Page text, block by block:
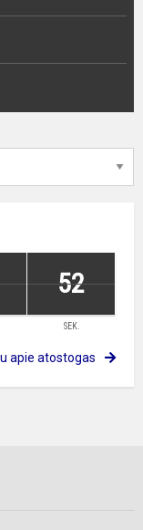
51
SEK.
apie atostogas